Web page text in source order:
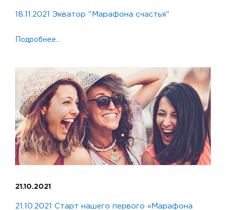
18.11.2021 Экватор "Марафона счастья"
Подробнее...
21.10.2021
21.10.2021 Старт нашего первого «Марафона